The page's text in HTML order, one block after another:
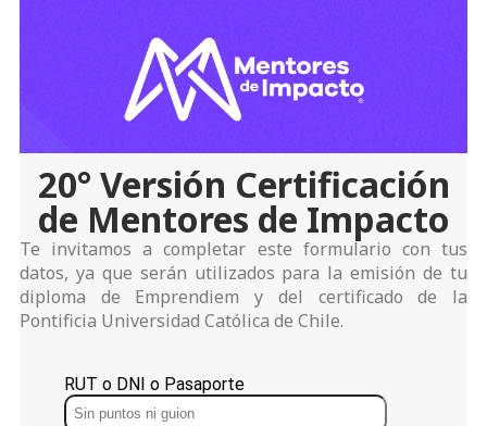
20° Versión Certificación
de Mentores de Impacto
Te invitamos a completar este formulario con tus
datos, ya que serán utilizados para la emisión de tu
diploma de Emprendiem y del certificado de la
Pontificia Universidad Católica de Chile.
RUT o DNI o Pasaporte